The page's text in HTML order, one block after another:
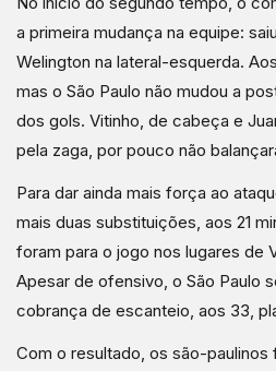
a primeira mudança na equipe:
Welington na lateral-esquerda.
mas o São Paulo não mudou a
dos gols. Vitinho, de cabeça e
pela zaga, por pouco não
Para dar ainda mais força ao
mais duas substituições, aos 21
foram para o jogo nos lugares de
Apesar de ofensivo, o São Paulo
cobrança de escanteio, aos 33,
Com o resultado, os são-paulinos